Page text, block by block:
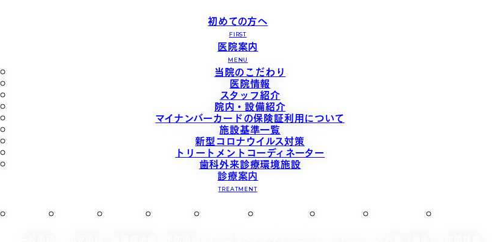
初めての方へ
FIRST
医院案内
MENU
当院のこだわり
医院情報
スタッフ紹介
院内・設備紹介
マイナンバーカードの保険証利用について
施設基準一覧
新型コロナウイルス対策
トリートメントコーディネーター
歯科外来診療環境施設
診療案内
TREATMENT